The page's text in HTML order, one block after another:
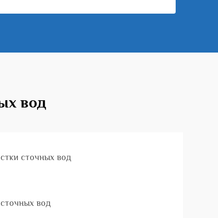
вод
сточных вод
вод